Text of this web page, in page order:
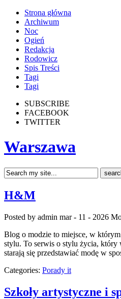
Strona główna
Archiwum
Noc
Ogień
Redakcja
Rodowicz
Spis Treści
Tagi
Tagi
SUBSCRIBE
FACEBOOK
TWITTER
Warszawa
H&M
Posted by admin mar - 11 - 2026
Blog o modzie to miejsce, w
stylu. To serwis o stylu życia, który
starają się przedstawiać modę w
Categories: Porady it
Szkoły artystyczne i